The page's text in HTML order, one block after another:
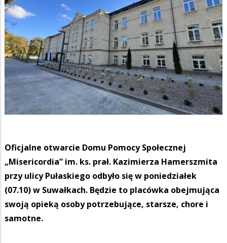
Oficjalne otwarcie Domu Pomocy Społecznej
„Misericordia” im. ks. prał. Kazimierza Hamerszmita
przy ulicy Pułaskiego odbyło się w poniedziałek
(07.10) w Suwałkach. Będzie to placówka obejmująca
swoją opieką osoby potrzebujące, starsze, chore i
samotne.